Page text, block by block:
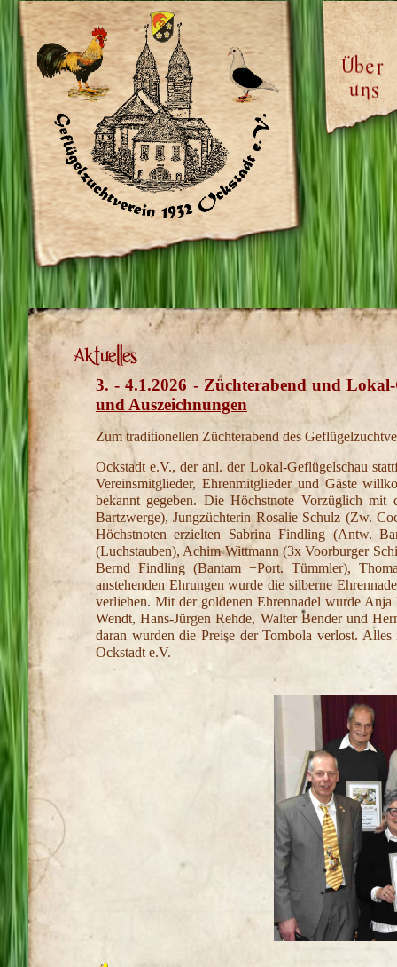
3. - 4.1.2026 - Züchterabend und
und Auszeichnungen
Zum traditionellen Züchterabend des
Ockstadt e.V., der anl. der Lokal-Geflügelschau
Vereinsmitglieder, Ehrenmitglieder und Gäste
bekannt gegeben. Die Höchstnote Vorzüglich mit
Bartzwerge), Jungzüchterin Rosalie Schulz (Zw.
Höchstnoten erzielten Sabrina Findling (Antw.
(Luchstauben), Achim Wittmann (3x Voorburger
Bernd Findling (Bantam +Port. Tümmler),
anstehenden Ehrungen wurde die silberne
verliehen. Mit der goldenen Ehrennadel wurde
Wendt, Hans-Jürgen Rehde, Walter Bender und
daran wurden die Preise der Tombola verlost.
Ockstadt e.V.